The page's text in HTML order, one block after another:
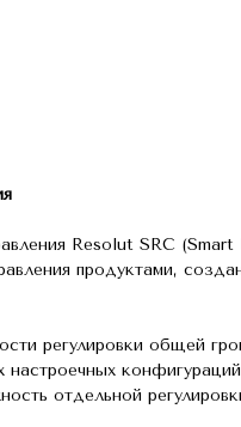
Resolut SRC
продуктами,
регулировки общей
настроечных
отдельной